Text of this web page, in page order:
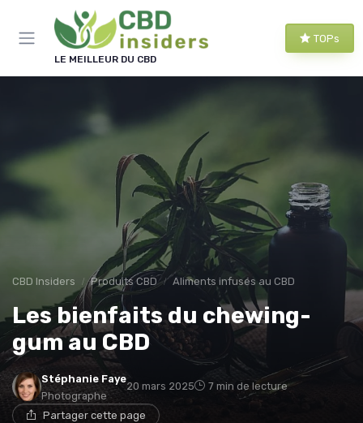
LE MEILLEUR DU CBD
TOPs
CBD Insiders Produits CBD Aliments infusés au CBD
Les bienfaits du chewing-
gum au CBD
Stéphanie Faye
Photographe
20 mars 2025 7 min de lecture
Partager cette page
Panneau de gestion des cookies